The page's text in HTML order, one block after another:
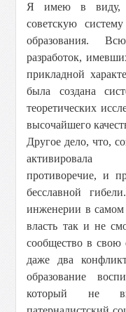
Я имею в виду,
советскую
образования.
разработок,
прикладной
была создана
теоретических
высочайшего
Другое дело, что,
активировала
противоречие, и
бесславной
инженерии в самом
власть так и не
сообщество в свою
даже два
образование
который не